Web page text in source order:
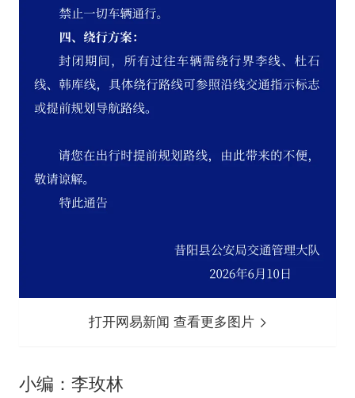
打开网易新闻 查看更多图片
小编：李玫林